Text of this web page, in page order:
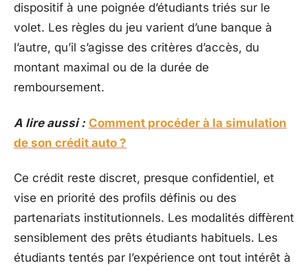
dispositif à une poignée d’étudiants triés sur le
volet. Les règles du jeu varient d’une banque à
l’autre, qu’il s’agisse des critères d’accès, du
montant maximal ou de la durée de
remboursement.
A lire aussi : Comment procéder à la simulation
de son crédit auto ?
Ce crédit reste discret, presque confidentiel, et
vise en priorité des profils définis ou des
partenariats institutionnels. Les modalités diffèrent
sensiblement des prêts étudiants habituels. Les
étudiants tentés par l’expérience ont tout intérêt à